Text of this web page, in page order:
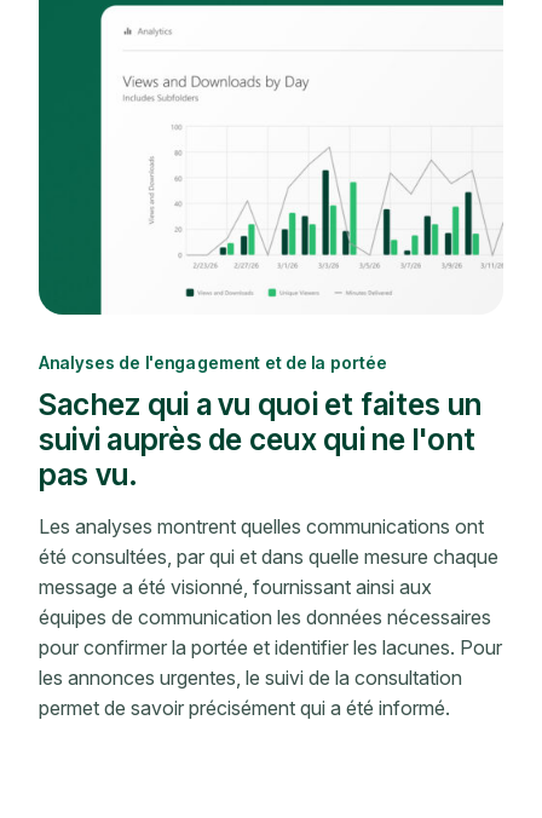
Analyses de l'engagement et de la portée
Sachez qui a vu quoi et faites un
suivi auprès de ceux qui ne l'ont
pas vu.
Les analyses montrent quelles communications ont
été consultées, par qui et dans quelle mesure chaque
message a été visionné, fournissant ainsi aux
équipes de communication les données nécessaires
pour confirmer la portée et identifier les lacunes. Pour
les annonces urgentes, le suivi de la consultation
permet de savoir précisément qui a été informé.